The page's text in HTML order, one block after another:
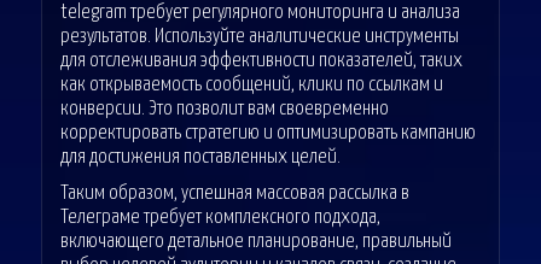
telegram требует регулярного мониторинга и анализа
результатов. Используйте аналитические инструменты
для отслеживания эффективности показателей, таких
как открываемость сообщений, клики по ссылкам и
конверсии. Это позволит вам своевременно
корректировать стратегию и оптимизировать кампанию
для достижения поставленных целей.
Таким образом, успешная массовая рассылка в
Телеграме требует комплексного подхода,
включающего детальное планирование, правильный